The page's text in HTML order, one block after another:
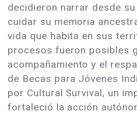
decidieron narrar desde
cuidar su memoria
vida que habita en sus
procesos fueron posibles
acompañamiento y el
de Becas para Jóvenes
por Cultural Survival, un
fortaleció la acción